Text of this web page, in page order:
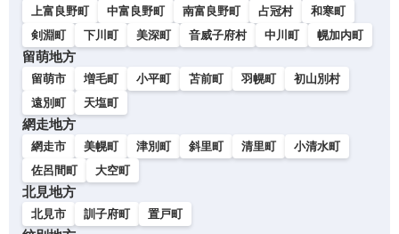
上富良野町
中富良野町 南富良野町 占冠村
和寒町
剣淵町
下川町 美深町 音威子府村 中川町 幌加内町
留萌地方
留萌市 増毛町 小平町 苫前町 羽幌町
初山別村
遠別町
天塩町
網走地方
網走市 美幌町 津別町 斜里町 清里町
小清水町
佐呂間町
大空町
北見地方
北見市 訓子府町 置戸町